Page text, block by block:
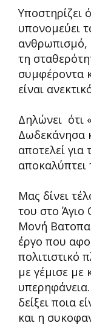
Υποστηρίζει
υπονομεύει
ανθρωπισμό,
τη
συμφέροντα
είναι
Δηλώνει ότι
Δωδεκάνησα
αποτελεί
αποκαλύπτει
Μας δίνει
του στο Άγιο
Μονή
έργο που
πολιτιστικό
με γέμισε με
δείξει ποια
και η